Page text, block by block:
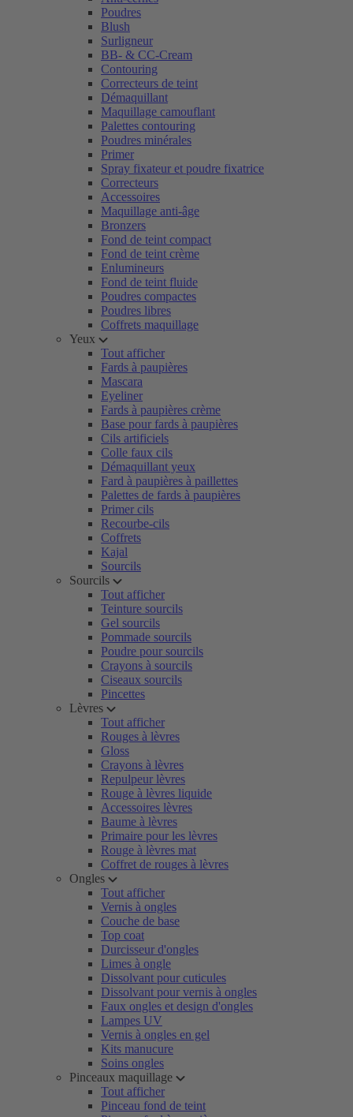
Poudres
Blush
Surligneur
BB- & CC-Cream
Contouring
Correcteurs de teint
Démaquillant
Maquillage camouflant
Palettes contouring
Poudres minérales
Primer
Spray fixateur et poudre fixatrice
Correcteurs
Accessoires
Maquillage anti-âge
Bronzers
Fond de teint compact
Fond de teint crème
Enlumineurs
Fond de teint fluide
Poudres compactes
Poudres libres
Coffrets maquillage
Yeux
Tout afficher
Fards à paupières
Mascara
Eyeliner
Fards à paupières crème
Base pour fards à paupières
Cils artificiels
Colle faux cils
Démaquillant yeux
Fard à paupières à paillettes
Palettes de fards à paupières
Primer cils
Recourbe-cils
Coffrets
Kajal
Sourcils
Sourcils
Tout afficher
Teinture sourcils
Gel sourcils
Pommade sourcils
Poudre pour sourcils
Crayons à sourcils
Ciseaux sourcils
Pincettes
Lèvres
Tout afficher
Rouges à lèvres
Gloss
Crayons à lèvres
Repulpeur lèvres
Rouge à lèvres liquide
Accessoires lèvres
Baume à lèvres
Primaire pour les lèvres
Rouge à lèvres mat
Coffret de rouges à lèvres
Ongles
Tout afficher
Vernis à ongles
Couche de base
Top coat
Durcisseur d'ongles
Limes à ongle
Dissolvant pour cuticules
Dissolvant pour vernis à ongles
Faux ongles et design d'ongles
Lampes UV
Vernis à ongles en gel
Kits manucure
Soins ongles
Pinceaux maquillage
Tout afficher
Pinceau fond de teint